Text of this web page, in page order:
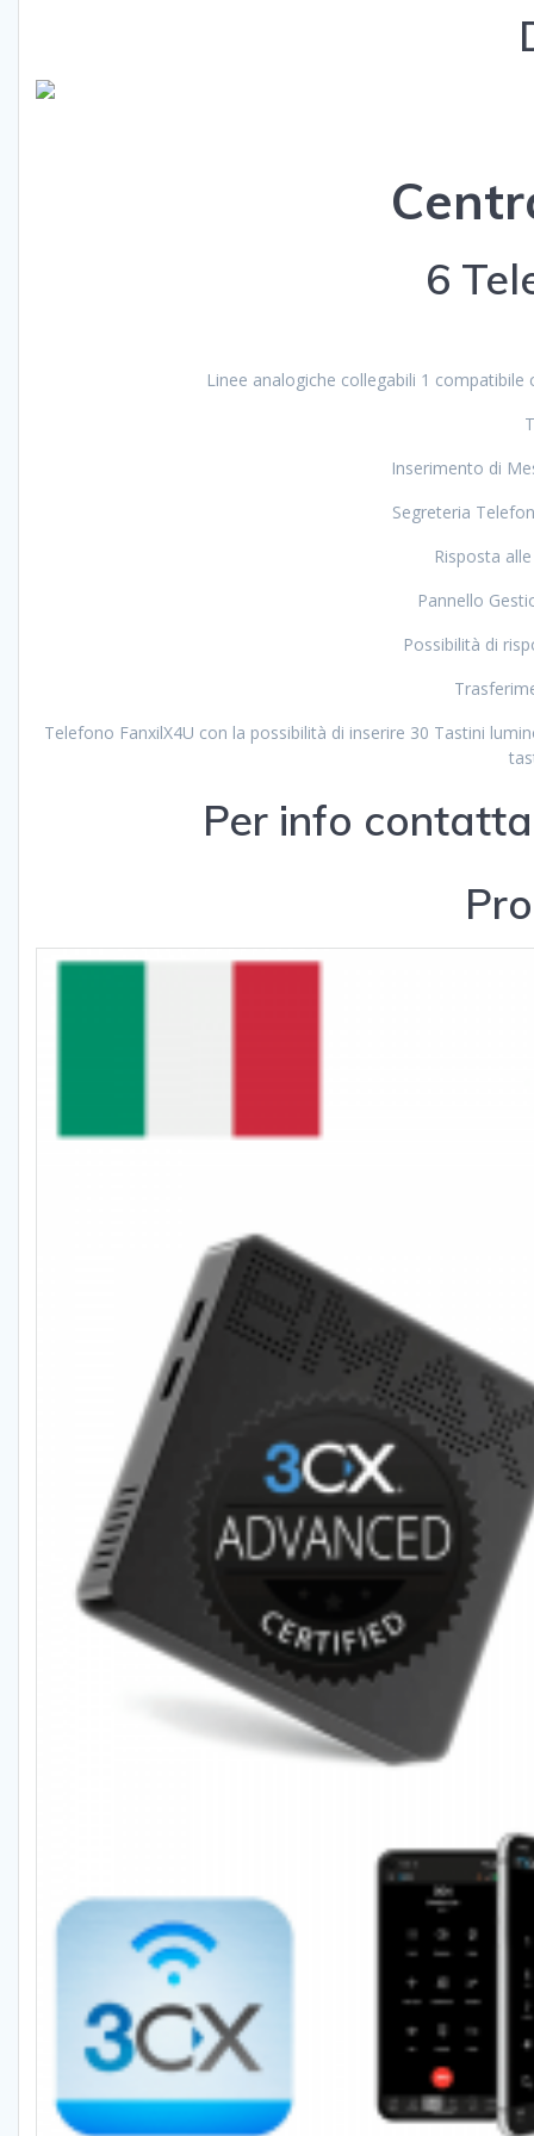
6
Linee analogiche collegabili 1
Inserimento di
Segreteria
Risposta
Pannello
Possibilità di
Telefono FanxilX4U con la possibilità di inserire 30 Tastini
Per info